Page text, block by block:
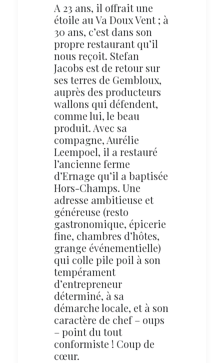
A 23 ans, il offrait une
étoile au Va Doux Vent ; à
30 ans, c’est dans son
propre restaurant qu’il
nous reçoit. Stefan
Jacobs est de retour sur
ses terres de Gembloux,
auprès des producteurs
wallons qui défendent,
comme lui, le beau
produit. Avec sa
compagne, Aurélie
Leempoel, il a restauré
l’ancienne ferme
d’Ernage qu’il a baptisée
Hors-Champs. Une
adresse ambitieuse et
généreuse (resto
gastronomique, épicerie
fine, chambres d’hôtes,
grange événementielle)
qui colle pile poil à son
tempérament
d’entrepreneur
déterminé, à sa
démarche locale, et à son
caractère de chef – oups
– point du tout
conformiste ! Coup de
cœur.